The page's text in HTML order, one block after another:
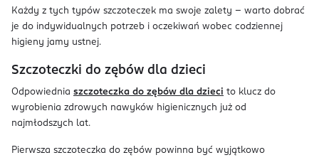
Każdy z tych typów szczoteczek ma swoje zalety – warto dobrać
je do indywidualnych potrzeb i oczekiwań wobec codziennej
higieny jamy ustnej.
Szczoteczki do zębów dla dzieci
Odpowiednia szczoteczka do zębów dla dzieci to klucz do
wyrobienia zdrowych nawyków higienicznych już od
najmłodszych lat.
Pierwsza szczoteczka do zębów powinna być wyjątkowo